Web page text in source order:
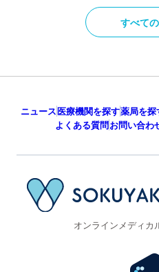
すべて
ニュース医療機関を探す薬局を探
よくある質問お問い合わ
オンラインメディカ